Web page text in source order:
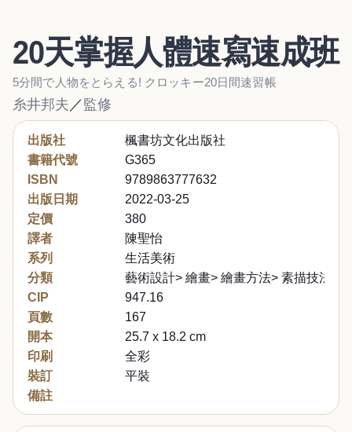
20天掌握人體速寫速成班
5分間で人物をとらえる! クロッキー20日間速習帳
糸井邦夫 ／ 監修
出版社
楓書坊文化出版社
書籍代號
G365
ISBN
9789863777632
出版日期
2022-03-25
定價
380
譯者
陳聖怡
系列
生活美術
分類
藝術設計> 繪畫> 繪畫方法> 素描技法
CIP
947.16
頁數
167
開本
25.7 x 18.2 cm
印刷
全彩
裝訂
平裝
備註